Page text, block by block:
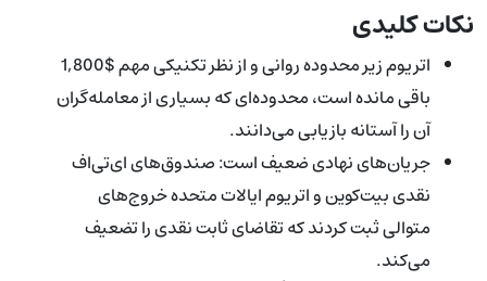
نکات کلیدی
اتریوم زیر محدوده روانی و از نظر تکنیکی مهم $1,800
باقی مانده است، محدوده‌ای که بسیاری از معامله‌گران
آن را آستانه بازیابی می‌دانند.
جریان‌های نهادی ضعیف است: صندوق‌های ای‌تی‌اف
نقدی بیت‌کوین و اتریوم ایالات متحده خروج‌های
متوالی ثبت کردند که تقاضای ثابت نقدی را تضعیف
می‌کند.